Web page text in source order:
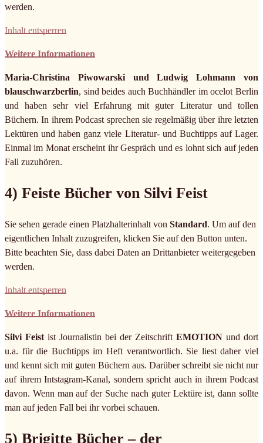
werden.
Inhalt entsperren
Weitere Informationen
Maria-Christina Piwowarski und Ludwig Lohmann von
blauschwarzberlin, sind beides auch Buchhändler im ocelot Berlin
und haben sehr viel Erfahrung mit guter Literatur und tollen
Büchern. In ihrem Podcast sprechen sie regelmäßig über ihre letzten
Lektüren und haben ganz viele Literatur- und Buchtipps auf Lager.
Einmal im Monat erscheint ihr Gespräch und es lohnt sich auf jeden
Fall zuzuhören.
4) Feiste Bücher von Silvi Feist
Sie sehen gerade einen Platzhalterinhalt von Standard. Um auf den
eigentlichen Inhalt zuzugreifen, klicken Sie auf den Button unten.
Bitte beachten Sie, dass dabei Daten an Drittanbieter weitergegeben
werden.
Inhalt entsperren
Weitere Informationen
Silvi Feist ist Journalistin bei der Zeitschrift EMOTION und dort
u.a. für die Buchtipps im Heft verantwortlich. Sie liest daher viel
und kennt sich mit guten Büchern aus. Darüber schreibt sie nicht nur
auf ihrem Intstagram-Kanal, sondern spricht auch in ihrem Podcast
davon. Wenn man auf der Suche nach guter Lektüre ist, dann sollte
man auf jeden Fall bei ihr vorbei schauen.
5) Brigitte Bücher – der